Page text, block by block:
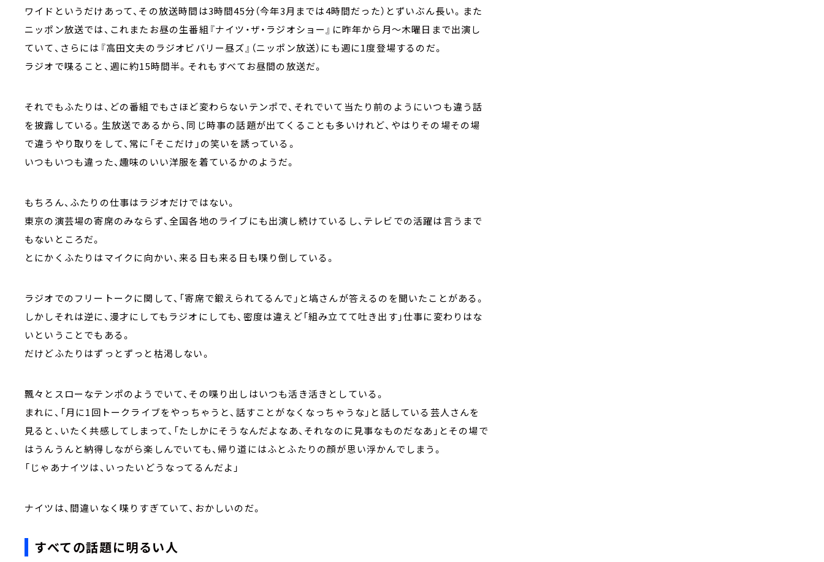
ワイドというだけあって、その放送時間は3時間45分（今年3月までは4時間だった）とずいぶん長い。また
ニッポン放送では、これまたお昼の生番組『ナイツ・ザ・ラジオショー』に昨年から月～木曜日まで出演し
ていて、さらには『高田文夫のラジオビバリー昼ズ』（ニッポン放送）にも週に1度登場するのだ。
ラジオで喋ること、週に約15時間半。それもすべてお昼間の放送だ。
それでもふたりは、どの番組でもさほど変わらないテンポで、それでいて当たり前のようにいつも違う話
を披露している。生放送であるから、同じ時事の話題が出てくることも多いけれど、やはりその場その場
で違うやり取りをして、常に「そこだけ」の笑いを誘っている。
いつもいつも違った、趣味のいい洋服を着ているかのようだ。
もちろん、ふたりの仕事はラジオだけではない。
東京の演芸場の寄席のみならず、全国各地のライブにも出演し続けているし、テレビでの活躍は言うまで
もないところだ。
とにかくふたりはマイクに向かい、来る日も来る日も喋り倒している。
ラジオでのフリートークに関して、「寄席で鍛えられてるんで」と塙さんが答えるのを聞いたことがある。
しかしそれは逆に、漫才にしてもラジオにしても、密度は違えど「組み立てて吐き出す」仕事に変わりはな
いということでもある。
だけどふたりはずっとずっと枯渇しない。
飄々とスローなテンポのようでいて、その喋り出しはいつも活き活きとしている。
まれに、「月に1回トークライブをやっちゃうと、話すことがなくなっちゃうな」と話している芸人さんを
見ると、いたく共感してしまって、「たしかにそうなんだよなあ、それなのに見事なものだなあ」とその場で
はうんうんと納得しながら楽しんでいても、帰り道にはふとふたりの顔が思い浮かんでしまう。
「じゃあナイツは、いったいどうなってるんだよ」
ナイツは、間違いなく喋りすぎていて、おかしいのだ。
すべての話題に明るい人